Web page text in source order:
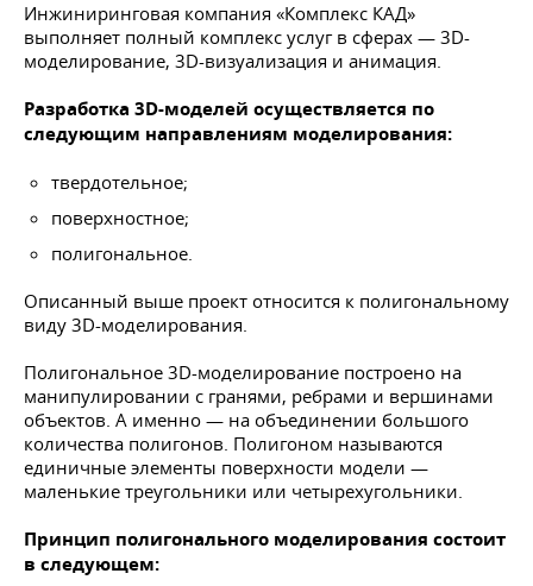
Инжиниринговая компания «Комплекс КАД»
выполняет полный комплекс услуг в сферах — 3D-
моделирование, 3D-визуализация и анимация.
Разработка 3D-моделей осуществляется по
следующим направлениям моделирования:
твердотельное;
поверхностное;
полигональное.
Описанный выше проект относится к полигональному
виду 3D-моделирования.
Полигональное 3D-моделирование построено на
манипулировании с гранями, ребрами и вершинами
объектов. А именно — на объединении большого
количества полигонов. Полигоном называются
единичные элементы поверхности модели —
маленькие треугольники или четырехугольники.
Принцип полигонального моделирования состоит
в следующем: